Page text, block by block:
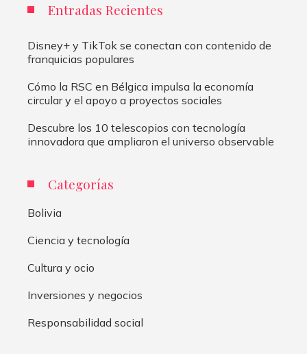
Entradas Recientes
Disney+ y TikTok se conectan con contenido de
franquicias populares
Cómo la RSC en Bélgica impulsa la economía
circular y el apoyo a proyectos sociales
Descubre los 10 telescopios con tecnología
innovadora que ampliaron el universo observable
Categorías
Bolivia
Ciencia y tecnología
Cultura y ocio
Inversiones y negocios
Responsabilidad social